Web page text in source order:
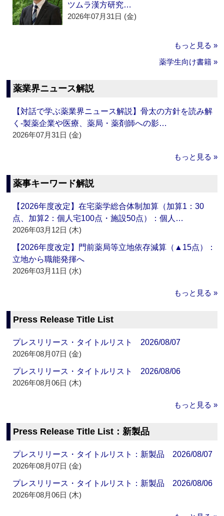
ツムラ漢方研究…
2026年07月31日 (金)
もっと見る »
薬学生向け書籍 »
薬業界ニュース解説
【対話で学ぶ薬業界ニュース解説】骨太の方針を読み解
く‐製薬企業や医療、薬局・薬剤師への影…
2026年07月31日 (金)
もっと見る »
薬事キーワード解説
【2026年度改定】在宅薬学総合体制加算（加算1：30
点、加算2：個人宅100点・施設50点）：個人…
2026年03月12日 (木)
【2026年度改定】門前薬局等立地依存減算（▲15点）：
立地から職能発揮へ
2026年03月11日 (水)
もっと見る »
Press Release Title List
プレスリリース・タイトルリスト 2026/08/07
2026年08月07日 (金)
プレスリリース・タイトルリスト 2026/08/06
2026年08月06日 (木)
もっと見る »
Press Release Title List：新製品
プレスリリース・タイトルリスト：新製品 2026/08/07
2026年08月07日 (金)
プレスリリース・タイトルリスト：新製品 2026/08/06
2026年08月06日 (木)